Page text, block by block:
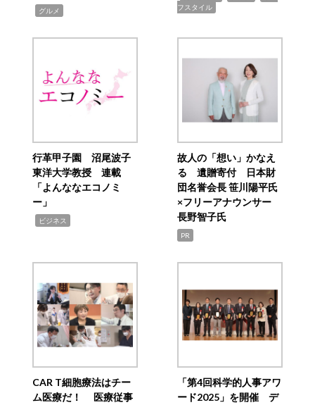
グルメ
フスタイル
行革甲子園 沼尾波子
東洋大学教授 連載
「よんななエコノミ
ー」
ビジネス
故人の「想い」かなえ
る 遺贈寄付 日本財
団名誉会長 笹川陽平氏
×フリーアナウンサー
長野智子氏
PR
CAR T細胞療法はチー
ム医療だ！ 医療従事
「第4回科学的人事アワ
ード2025」を開催 デ